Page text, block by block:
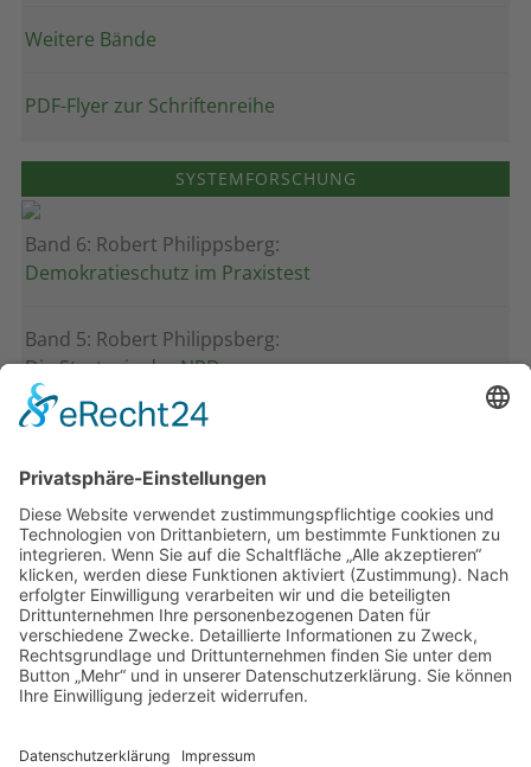
Weitere Bände
PDF-Flyer zur Schriftenreihe
SYSTEMFORSCHUNG
Band 6: Robert Philippsberg:
Demokratieschutz im Praxistest
Band 5: Robert Philippsberg:
Die Strategie der NPD
Band 4: Uwe Wagschal (Hg.):
Band 3: Katharina Ober
Schwarz-grüne Koalitionen in nordrhein-
westfälischen Kommunen
Band 2: Sophia Burkhardt
Programmfabrik gegen Medienimperium
Band 1: Robert Kaiser